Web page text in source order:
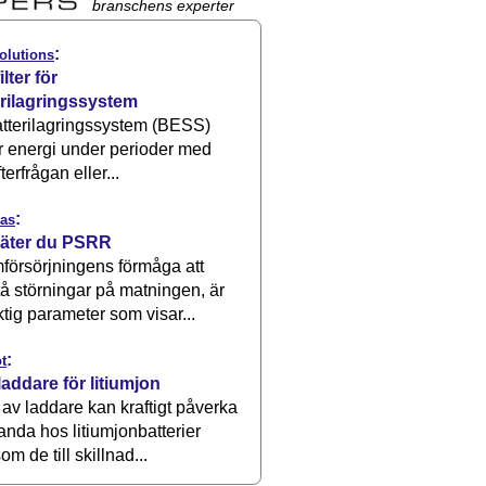
branschens experter
:
för
(BESS)
energi under perioder med
eller...
:
du PSRR
förmåga att
störningar på matningen, är
parameter som visar...
:
för litiumjon
laddare kan kraftigt påverka
hos litiumjonbatterier
de till skillnad...